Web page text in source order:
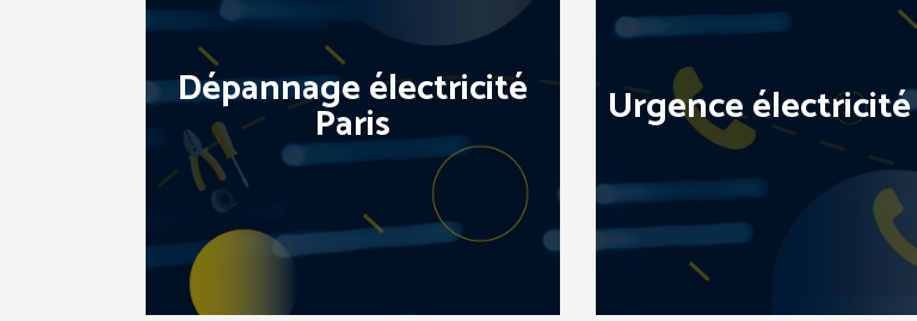
Dépannage électricité
Paris Urgence